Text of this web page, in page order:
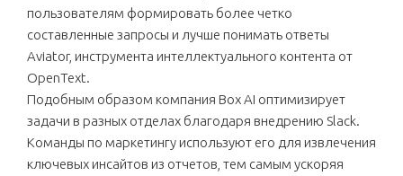
пользователям формировать более четко
составленные запросы и лучше понимать ответы
Aviator, инструмента интеллектуального контента от
OpenText.
Подобным образом компания Box AI оптимизирует
задачи в разных отделах благодаря внедрению Slack.
Команды по маркетингу используют его для извлечения
ключевых инсайтов из отчетов, тем самым ускоряя